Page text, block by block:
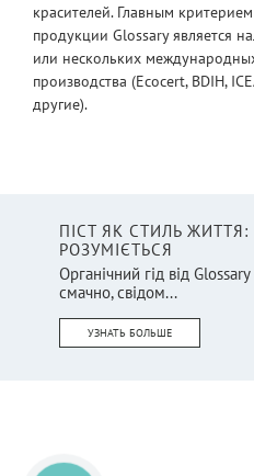
красителей. Главным
продукции Glossary является
или нескольких
производства (Ecocert, BDIH,
другие).
ПІСТ ЯК СТИЛЬ ЖИТТЯ:
РОЗУМІЄТЬСЯ
Органічний гід від
смачно, свідом...
УЗНАТЬ БОЛЬШЕ